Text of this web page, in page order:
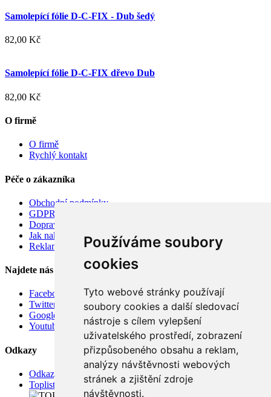
Používáme soubory
cookies
Tyto webové stránky používají
soubory cookies a další sledovací
nástroje s cílem vylepšení
uživatelského prostředí, zobrazení
přizpůsobeného obsahu a reklam,
analýzy návštěvnosti webových
stránek a zjištění zdroje
návštěvnosti.
Samolepící fólie D-C-FIX - Dub šedý
82,00 Kč
Samolepící fólie D-C-FIX dřevo Dub
82,00 Kč
O firmě
O firmě
Rychlý kontakt
Péče o zákazníka
Obchodní podmínky
GDPR
Doprava
Jak nakupovat
Reklamace
Najdete nás
Facebook
Twitter
Google
Youtube
Odkazy
Odkazy
Toplist